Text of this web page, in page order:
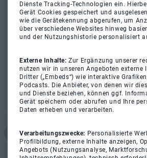
Dienste Tracking-Technologien ein.
Gerät Cookies gespeichert und
wie die Gerätekennung abgerufen, um
über verschiedene Websites hinweg
und der Nutzungshistorie personalisiert
Externe Inhalte:Zur Ergänzung unserer
nutzen wir in unseren Angeboten externe
Dritter („Embeds“) wie interaktive
Podcasts. Die Anbieter, von denen wir
und Dienste beziehen, können ggf.
Gerät speichern oder abrufen und Ihre
Daten erheben und verarbeiten.
Verarbeitungszwecke: Personalisierte
Profilbildung, externe Inhalte anzeigen,
Angebots (Nutzungsanalyse,